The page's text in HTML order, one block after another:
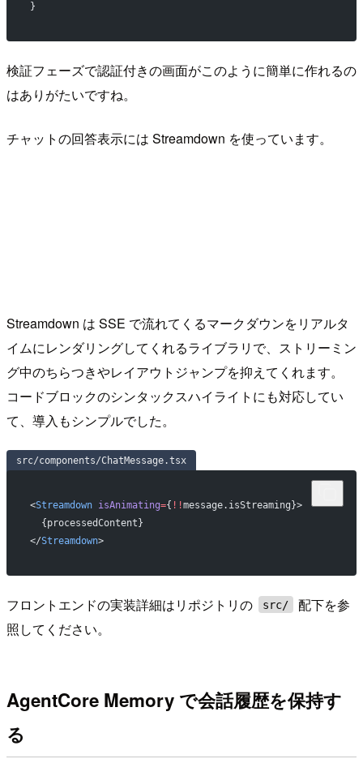
}
検証フェーズで認証付きの画面がこのように簡単に作れるの
はありがたいですね。
チャットの回答表示には Streamdown を使っています。
Streamdown は SSE で流れてくるマークダウンをリアルタ
イムにレンダリングしてくれるライブラリで、ストリーミン
グ中のちらつきやレイアウトジャンプを抑えてくれます。
コードブロックのシンタックスハイライトにも対応してい
て、導入もシンプルでした。
src/components/ChatMessage.tsx
<Streamdown isAnimating={ !!message.isStreaming}>
  {processedContent}
</Streamdown>
フロントエンドの実装詳細はリポジトリの src/
配下を参
照してください。
AgentCore Memory で会話履歴を保持す
る